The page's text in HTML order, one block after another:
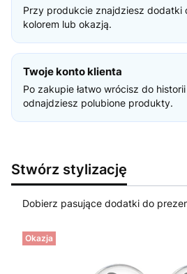
Przy produkcie znajdziesz dodatki
kolorem lub okazją.
Twoje konto klienta
Po zakupie łatwo wrócisz do
odnajdziesz polubione produkty.
Stwórz stylizację
Dobierz pasujące dodatki do
Okazja